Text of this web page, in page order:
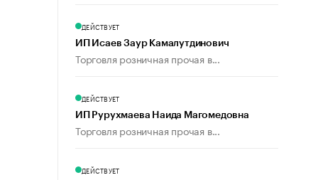
ДЕЙСТВУЕТ
ИП Исаев Заур Камалутдинович
Торговля розничная прочая в...
ДЕЙСТВУЕТ
ИП Рурухмаева Наида Магомедовна
Торговля розничная прочая в...
ДЕЙСТВУЕТ